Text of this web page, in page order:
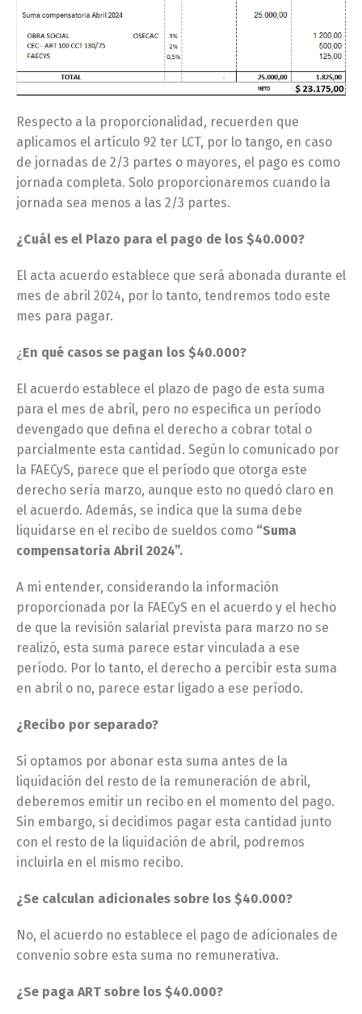
Respecto a la proporcionalidad, recuerden que
aplicamos el artículo 92 ter LCT, por lo tango, en caso
de jornadas de 2/3 partes o mayores, el pago es como
jornada completa. Solo proporcionaremos cuando la
jornada sea menos a las 2/3 partes.
¿Cuál es el Plazo para el pago de los $40.000?
El acta acuerdo establece que será abonada durante el
mes de abril 2024, por lo tanto, tendremos todo este
mes para pagar.
¿En qué casos se pagan los $40.000?
El acuerdo establece el plazo de pago de esta suma
para el mes de abril, pero no especifica un período
devengado que defina el derecho a cobrar total o
parcialmente esta cantidad. Según lo comunicado por
la FAECyS, parece que el período que otorga este
derecho sería marzo, aunque esto no quedó claro en
el acuerdo. Además, se indica que la suma debe
liquidarse en el recibo de sueldos como “Suma
compensatoria Abril 2024”.
A mi entender, considerando la información
proporcionada por la FAECyS en el acuerdo y el hecho
de que la revisión salarial prevista para marzo no se
realizó, esta suma parece estar vinculada a ese
período. Por lo tanto, el derecho a percibir esta suma
en abril o no, parece estar ligado a ese período.
¿Recibo por separado?
Si optamos por abonar esta suma antes de la
liquidación del resto de la remuneración de abril,
deberemos emitir un recibo en el momento del pago.
Sin embargo, si decidimos pagar esta cantidad junto
con el resto de la liquidación de abril, podremos
incluirla en el mismo recibo.
¿Se calculan adicionales sobre los $40.000?
No, el acuerdo no establece el pago de adicionales de
convenio sobre esta suma no remunerativa.
¿Se paga ART sobre los $40.000?